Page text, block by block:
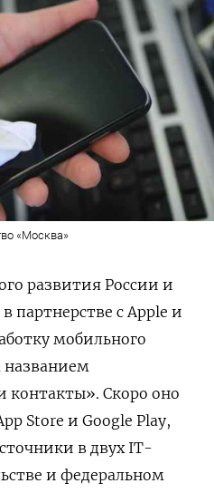
«Москва»
развития России и
партнерстве с Apple и
мобильного
контакты». Скоро оно
Store и Google Play,
в двух IT-
и федеральном